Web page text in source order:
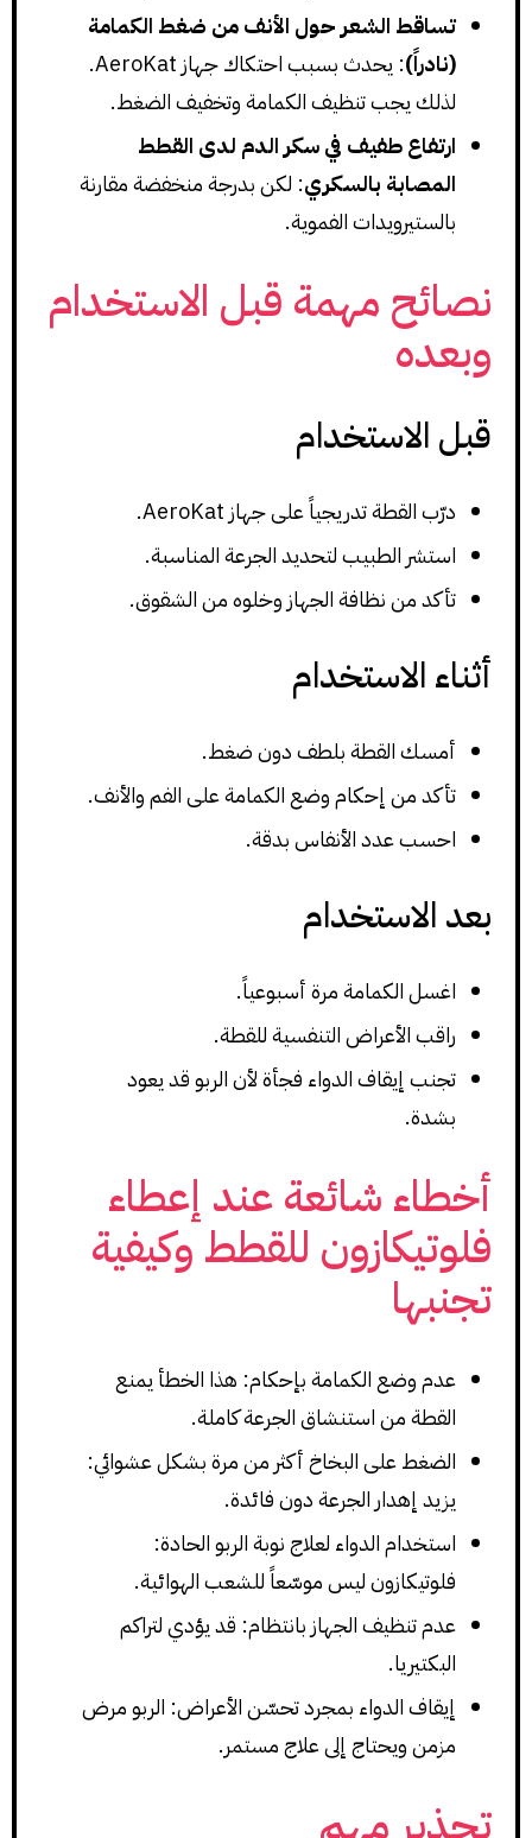
تساقط الشعر حول الأنف من ضغط الكمامة
(نادراً)
: يحدث بسبب احتكاك جهاز AeroKat.
لذلك يجب تنظيف الكمامة وتخفيف الضغط.
ارتفاع طفيف في سكر الدم لدى القطط
المصابة بالسكري: لكن بدرجة منخفضة مقارنة
بالستيرويدات الفموية.
نصائح مهمة قبل الاستخدام
وبعده
قبل الاستخدام
درّب القطة تدريجياً على جهاز AeroKat.
استشر الطبيب لتحديد الجرعة المناسبة.
تأكد من نظافة الجهاز وخلوه من الشقوق.
أثناء الاستخدام
أمسك القطة بلطف دون ضغط.
تأكد من إحكام وضع الكمامة على الفم والأنف.
احسب عدد الأنفاس بدقة.
بعد الاستخدام
اغسل الكمامة مرة أسبوعياً.
راقب الأعراض التنفسية للقطة.
تجنب إيقاف الدواء فجأة لأن الربو قد يعود
بشدة.
أخطاء شائعة عند إعطاء
فلوتيكازون للقطط وكيفية
تجنبها
عدم وضع الكمامة بإحكام: هذا الخطأ يمنع
القطة من استنشاق الجرعة كاملة.
الضغط على البخاخ أكثر من مرة بشكل عشوائي:
يزيد إهدار الجرعة دون فائدة.
استخدام الدواء لعلاج نوبة الربو الحادة:
فلوتيكازون ليس موسّعاً للشعب الهوائية.
عدم تنظيف الجهاز بانتظام: قد يؤدي لتراكم
البكتيريا.
إيقاف الدواء بمجرد تحسّن الأعراض: الربو مرض
مزمن ويحتاج إلى علاج مستمر.